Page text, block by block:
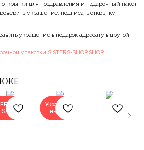
для поздравления и подарочный пакет
украшение, подписать открытку
украшение в подарок адресату в другой
упаковки SISTERS-SHOP.SHOP
SALE
Украшение
недели